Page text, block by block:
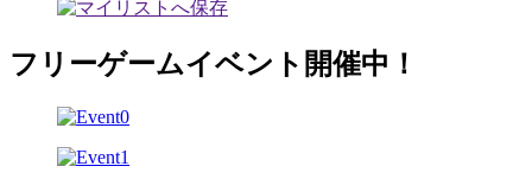
フリーゲームイベント開催中！